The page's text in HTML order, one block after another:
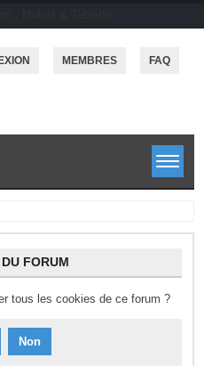
MEMBRES FAQ
FORUM
tous les cookies de ce forum ?